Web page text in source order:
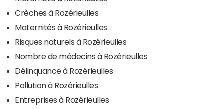
Crèches à Rozérieulles
Maternités à Rozérieulles
Risques naturels à Rozérieulles
Nombre de médecins à Rozérieulles
Délinquance à Rozérieulles
Pollution à Rozérieulles
Entreprises à Rozérieulles